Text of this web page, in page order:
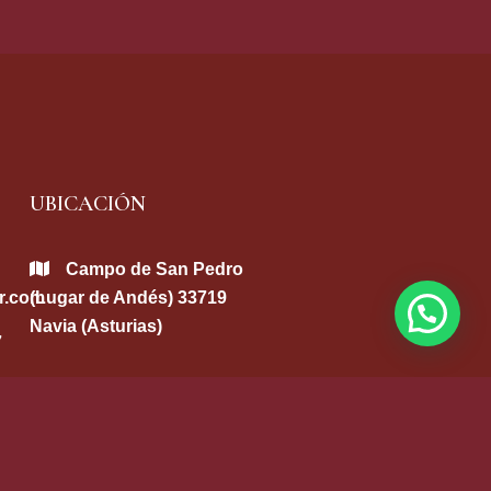
UBICACIÓN
Campo de San Pedro
(Lugar de Andés) 33719
Navia (Asturias)